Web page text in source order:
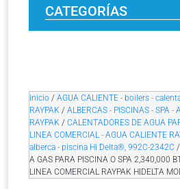
CATEGORÍAS
Inicio / AGUA CALIENTE - boilers -
RAYPAK / ALBERCAS - PISCINAS - SPA -
RAYPAK / CALENTADORES DE AGUA
LINEA COMERCIAL - AGUA CALIENTE
alberca - piscina Hi Delta®, 992C-2342C
A GAS PARA PISCINA O SPA 2,340,000
LINEA COMERCIAL RAYPAK HIDELTA